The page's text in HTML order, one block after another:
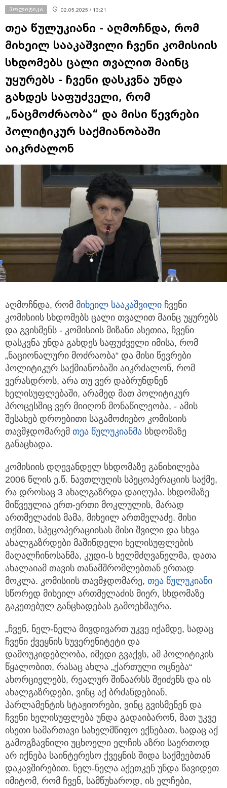
პოლიტიკა 02.05.2025 / 13:21
თეა წულუკიანი - აღმოჩნდა, რომ
მიხეილ სააკაშვილი ჩვენი კომისიის
სხდომებს ცალი თვალით მაინც
უყურებს - ჩვენი დასკვნა უნდა
გახდეს საფუძველი, რომ
„ნაცმოძრაობა“ და მისი წევრები
პოლიტიკურ საქმიანობაში
აიკრძალონ
აღმოჩნდა, რომ მიხეილ სააკაშვილი ჩვენი
კომისიის სხდომებს ცალი თვალით მაინც უყურებს
და გვისმენს - კომისიის მიზანი ასეთია, ჩვენი
დასკვნა უნდა გახდეს საფუძველი იმისა, რომ
„ნაციონალური მოძრაობა“ და მისი წევრები
პოლიტიკურ საქმიანობაში აიკრძალონ, რომ
ვერასდროს, არა თუ ვერ დაბრუნდნენ
ხელისუფლებაში, არამედ მათ პოლიტიკურ
პროცესშიც ვერ მიიღონ მონაწილეობა, - ამის
შესახებ დროებითი საგამოძიებო კომისიის
თავმჯდომარემ თეა წულუკიანმა სხდომაზე
განაცხადა.
კომისიის დღევანდელ სხდომაზე განიხილება
2006 წლის ე.წ. ნავთლუღის სპეცოპერაციის საქმე,
რა დროსაც 3 ახალგაზრდა დაიღუპა. სხდომაზე
მიწვეულია ერთ-ერთი მოკლულის, მარად
ართმელაძის მამა, მიხეილ ართმელაძე. მისი
თქმით, სპეცოპერაციისას მისი შვილი და სხვა
ახალგაზრდები მაშინდელი ხელისუფლების
მაღალჩინოსანმა, კუდი-ს ხელმძღვანელმა, დათა
ახალაიამ თავის თანამშრომლებთან ერთად
მოკლა. კომისიის თავმჯდომარე, თეა წულუკიანი
სწორედ მიხეილ ართმელაძის მიერ, სხდომაზე
გაკეთებულ განცხადებას გამოეხმაურა.
„ჩვენ, ნელ-ნელა მივდივართ უკვე იქამდე, სადაც
ჩვენი ქვეყნის სუვერენიტეტი და
დამოუკიდებლობა, იმედი გვაქვს, ამ პოლიტიკის
წყალობით, რასაც ახლა „ქართული ოცნება“
ახორციელებს, რეალურ შინაარსს შეიძენს და ის
ახალგაზრდები, ვინც აქ ბრძანდებიან,
პარლამენტის სტაჟიორები, ვინც გვისმენენ და
ჩვენი ხელისუფლება უნდა გადაიბარონ, მათ უკვე
ისეთი სამართავი სახელმწიფო ექნებათ, სადაც აქ
გამოგზავნილი უცხოელი ელჩის აზრი საერთოდ
არ იქნება საინტერესო ქვეყნის შიდა საქმეებთან
დაკავშირებით. ნელ-ნელა აქეთკენ უნდა წავიდეთ
იმიტომ, რომ ჩვენ, სამწუხაროდ, ის ელჩები,